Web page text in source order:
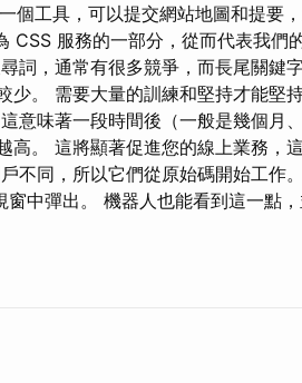
工具，可以提交網站地圖和提要
CSS 服務的一部分，從而代表我們
詞，通常有很多競爭，而長尾關鍵
少。 需要大量的訓練和堅持才能
意味著一段時間後（一般是幾個月
高。 這將顯著促進您的線上業務，
不同，所以它們從原始碼開始工作
中彈出。 機器人也能看到這一點